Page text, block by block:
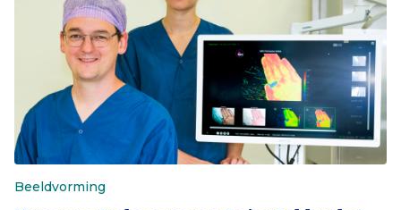
Beeldvorming